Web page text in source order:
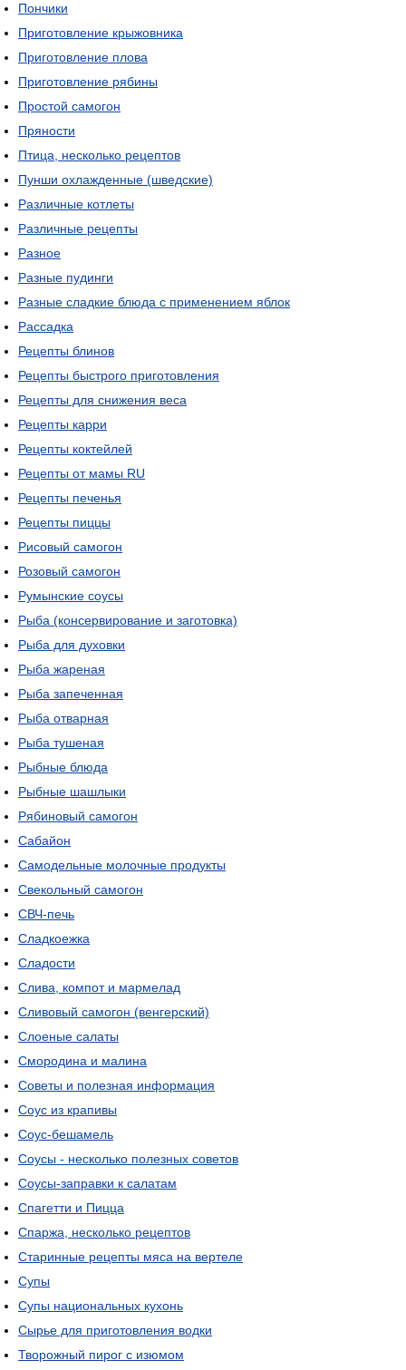
Пончики
Приготовление крыжовника
Приготовление плова
Приготовление рябины
Простой самогон
Пряности
Птица, несколько рецептов
Пунши охлажденные (шведские)
Различные котлеты
Различные рецепты
Разное
Разные пудинги
Разные сладкие блюда с применением яблок
Рассадка
Рецепты блинов
Рецепты быстрого приготовления
Рецепты для снижения веса
Рецепты карри
Рецепты коктейлей
Рецепты от мамы RU
Рецепты печенья
Рецепты пиццы
Рисовый самогон
Розовый самогон
Румынские соусы
Рыба (консервирование и заготовка)
Рыба для духовки
Рыба жареная
Рыба запеченная
Рыба отварная
Рыба тушеная
Рыбные блюда
Рыбные шашлыки
Рябиновый самогон
Сабайон
Самодельные молочные продукты
Свекольный самогон
СВЧ-печь
Сладкоежка
Сладости
Слива, компот и мармелад
Сливовый самогон (венгерский)
Слоеные салаты
Смородина и малина
Советы и полезная информация
Соус из крапивы
Соус-бешамель
Соусы - несколько полезных советов
Соусы-заправки к салатам
Спагетти и Пицца
Спаржа, несколько рецептов
Старинные рецепты мяса на вертеле
Супы
Супы национальных кухонь
Сырье для приготовления водки
Творожный пирог с изюмом